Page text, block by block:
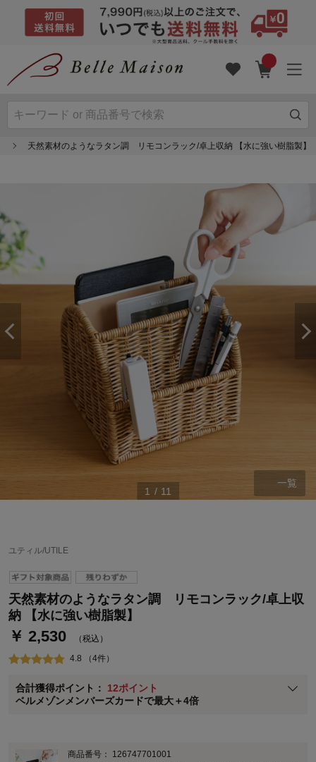
天然素材のようなラタン調 リモコンラック/卓上収納 【水に強い樹脂製】
1 / 11
一覧
ユティル/UTILE
天然素材のようなラタン調 リモコンラック/卓上収
納 【水に強い樹脂製】
￥ 2,530 （税込）
4.8 （4件）
合計獲得ポイント： 12ポイント
ベルメゾンメンバーズカードで最大＋4倍
ステージが上がれば送料無料・返品引取無料！
ベルメゾンご優待サービスについて
ベルメゾン・ポイントについて
通常商品送料無料 返品引取無料（JCBのみ）
即時入会なら更に500円OFFクーポンプレゼント
※メンバーズカードの加算ポイントはステージ倍率適用前の基本ポイント
に対して適用されます。
商品番号： 126747701001